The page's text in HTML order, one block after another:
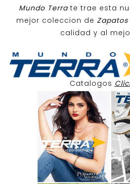
Mundo Terra te trae esta
mejor coleccion de Zapatos
calidad y al
Catalogos